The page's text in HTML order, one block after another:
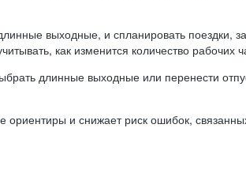
выходные, и спланировать поездки,
как изменится количество рабочих
длинные выходные или перенести
и снижает риск ошибок,